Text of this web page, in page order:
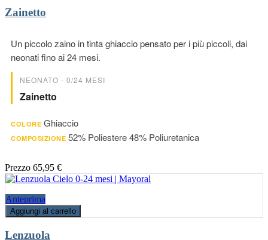
Zainetto
Un piccolo zaino in tinta ghiaccio pensato per i più piccoli, dai
neonati fino ai 24 mesi.
NEONATO - 0/24 MESI
Zainetto
COLORE Ghiaccio
COMPOSIZIONE 52% Poliestere 48% Poliuretanica
Prezzo 65,95 €
Anteprima
Aggiungi al carrello
Lenzuola